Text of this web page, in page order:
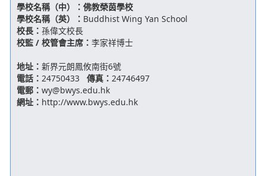
學校名稱（中）： 佛教榮茵學校
學校名稱（英）： Buddhist Wing Yan School
校長： 孫偉文校長
校監 / 校管會主席： 李家祥博士
地址： 新界元朗鳳攸南街6號
電話： 24750433 傳真： 24746497
電郵： wy@bwys.edu.hk
網址： http://www.bwys.edu.hk